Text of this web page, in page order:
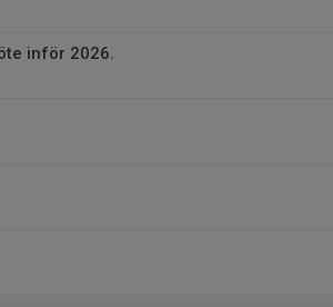
inför 2026.